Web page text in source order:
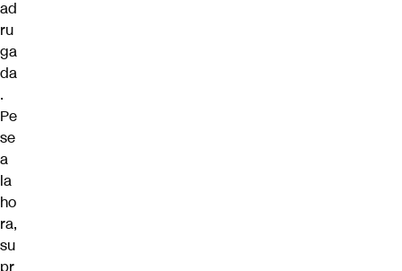
ad
ru
ga
da
.
Pe
se
a
la
ho
ra,
su
pr